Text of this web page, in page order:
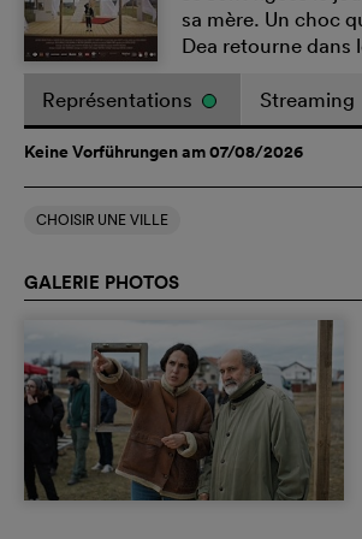
sa mère. Un choc
Dea retourne dans
Représentations Streaming
Keine Vorführungen am 07/08/2026
CHOISIR UNE VILLE
GALERIE PHOTOS